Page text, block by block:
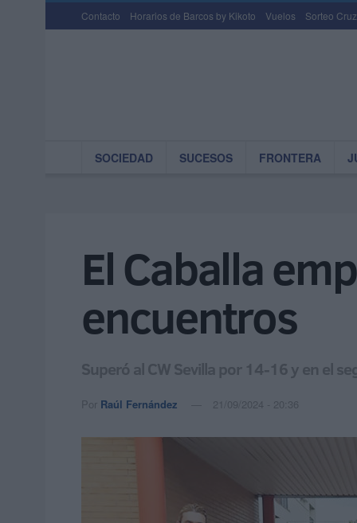
Contacto Horarios de Barcos by Kikoto Vuelos Sorteo
SOCIEDAD SUCESOS FRONTERA
El Caballa
encuentros
Superó al CW Sevilla por 14-16 y en el
Por Raúl Fernández 21/09/2024 - 20:36